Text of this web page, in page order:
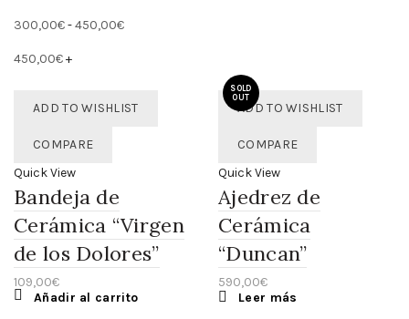
300,00€-450,00€
450,00€+
ADD TO WISHLIST
COMPARE
Quick View
Bandeja de
Cerámica “Virgen
de los Dolores”
109,00€
Añadir al carrito
SOLD
OUT
ADD TO WISHLIST
COMPARE
Quick View
Ajedrez de
Cerámica
“Duncan”
590,00€
Leer más